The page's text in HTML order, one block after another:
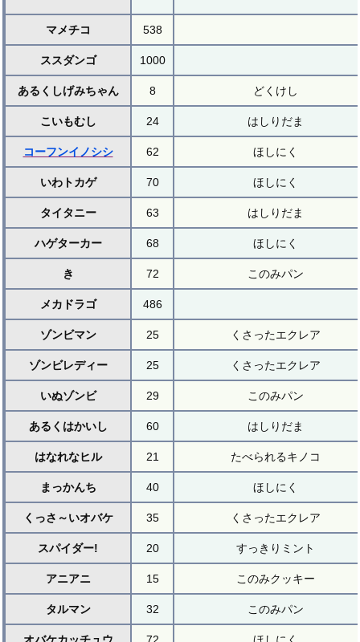
マメチコ 538
ススダンゴ 1000
あるくしげみちゃん 8 どくけし
こいもむし 24 はしりだま
コーフンイノシシ 62 ほしにく
いわトカゲ 70 ほしにく
タイタニー 63 はしりだま
ハゲターカー 68 ほしにく
き 72 このみパン
メカドラゴ 486
ゾンビマン 25 くさったエクレア
ゾンビレディー 25 くさったエクレア
いぬゾンビ 29 このみパン
あるくはかいし 60 はしりだま
はなれなヒル 21 たべられるキノコ
まっかんち 40 ほしにく
くっさ～いオバケ 35 くさったエクレア
スパイダー! 20 すっきりミント
アニアニ 15 このみクッキー
タルマン 32 このみパン